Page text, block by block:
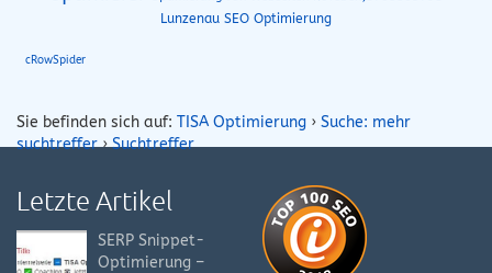
Lunzenau SEO Optimierung
cRowSpider
Sie befinden sich auf: TISA Optimierung › Suche: mehr
suchtreffer›Suchtreffer
Letzte Artikel
SERP Snippet-
Optimierung –